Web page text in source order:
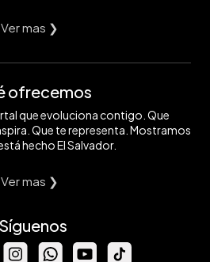
Ver mas ❯
ofrecemos
que evoluciona contigo. Que
Que te representa. Mostramos
hecho El Salvador.
Ver mas ❯
Síguenos